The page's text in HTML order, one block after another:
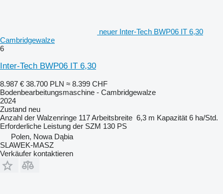
neuer Inter-Tech BWP06 IT 6,30
Cambridgewalze
6
Inter-Tech BWP06 IT 6,30
8.987 € 38.700 PLN ≈ 8.399 CHF
Bodenbearbeitungsmaschine - Cambridgewalze
2024
Zustand neu
Anzahl der Walzenringe 117Arbeitsbreite 6,3 m Kapazität 6 ha/Std.
Erforderliche Leistung der SZM 130 PS
Polen, Nowa Dąbia
SLAWEK-MASZ
Verkäufer kontaktieren